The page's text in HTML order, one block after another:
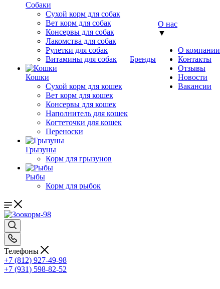
Собаки
Сухой корм для собак
Вет корм для собак
Консервы для собак
Лакомства для собак
Рулетки для собак
Витамины для собак
Кошки
Сухой корм для кошек
Вет корм для кошек
Консервы для кошек
Наполнитель для кошек
Когтеточки для кошек
Переноски
Грызуны
Корм для грызунов
Рыбы
Корм для рыбок
Бренды
О нас
▼
О компании
Контакты
Отзывы
Новости
Вакансии
Телефоны
+7 (812) 927-49-98
+7 (931) 598-82-52